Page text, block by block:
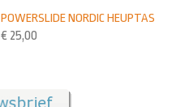
POWERSLIDE NORDIC HEUPTAS
€ 25,00